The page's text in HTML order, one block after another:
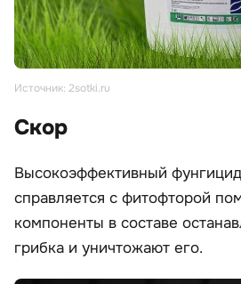
Источник: 2sotki.ru
Скор
Высокоэффективный
справляется с фитофторой
компоненты в составе
грибка и уничтожают его.